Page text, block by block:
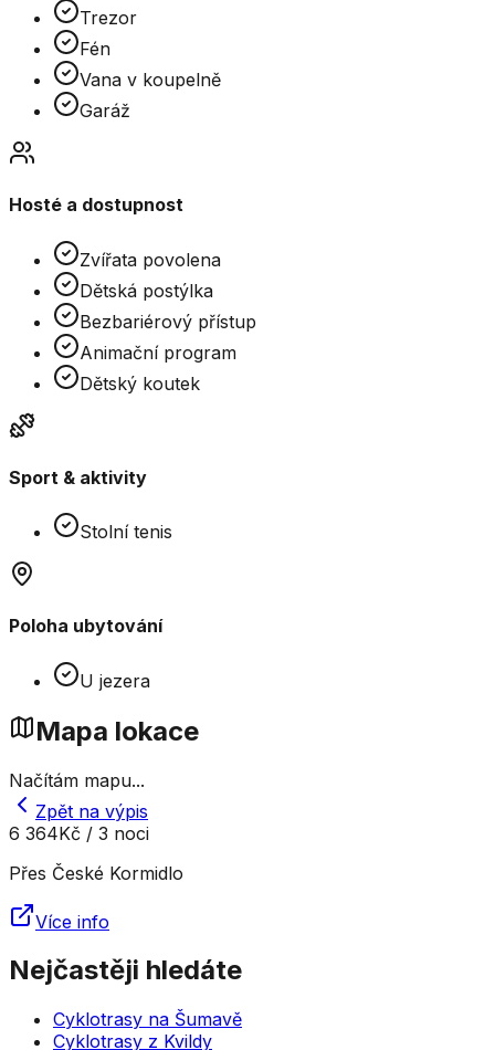
Trezor
Fén
Vana v koupelně
Garáž
Hosté a dostupnost
Zvířata povolena
Dětská postýlka
Bezbariérový přístup
Animační program
Dětský koutek
Sport & aktivity
Stolní tenis
Poloha ubytování
U jezera
Mapa lokace
Načítám mapu...
Zpět na výpis
6 364Kč / 3 noci
Přes České Kormidlo
Více info
Nejčastěji hledáte
Cyklotrasy na Šumavě
Cyklotrasy z Kvildy